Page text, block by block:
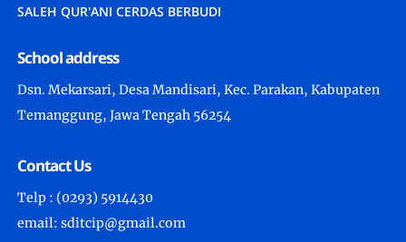
SALEH QUR'ANI CERDAS BERBUDI
School address
Dsn. Mekarsari, Desa Mandisari, Kec. Parakan, Kabupaten
Temanggung, Jawa Tengah 56254
Contact Us
Telp : (0293) 5914430
email: sditcip@gmail.com